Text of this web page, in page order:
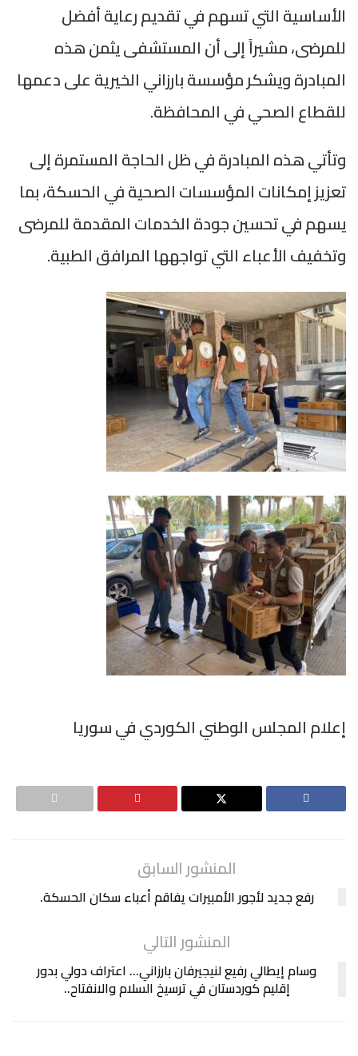
الأساسية التي تسهم في تقديم رعاية أفضل
للمرضى، مشيراً إلى أن المستشفى يثمن هذه
المبادرة ويشكر مؤسسة بارزاني الخيرية على دعمها
للقطاع الصحي في المحافظة.
وتأتي هذه المبادرة في ظل الحاجة المستمرة إلى
تعزيز إمكانات المؤسسات الصحية في الحسكة، بما
يسهم في تحسين جودة الخدمات المقدمة للمرضى
وتخفيف الأعباء التي تواجهها المرافق الطبية.
إعلام المجلس الوطني الكوردي في سوريا
المنشور السابق
رفع جديد لأجور الأمبيرات يفاقم أعباء سكان الحسكة.
المنشور التالي
وسام إيطالي رفيع لنيجيرفان بارزاني… اعتراف دولي بدور
إقليم كوردستان في ترسيخ السلام والانفتاح..